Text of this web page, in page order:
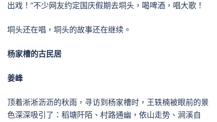
出戏！”不少网友约定国庆假期去垌头，喝啤酒，唱大歌！
垌头还在唱，垌头的故事还在继续。
杨家槽的古民居
姜峰
顶着淅淅沥沥的秋雨，寻访到杨家槽时，王轶楠被眼前的景
色深深吸引了：稻塘阡陌、村路通幽，依山走势、涧溪自